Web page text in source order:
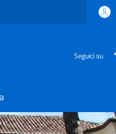
Seguici su